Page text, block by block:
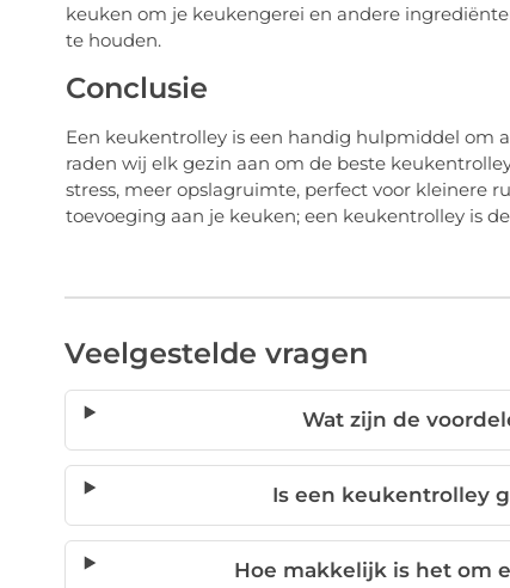
keuken om je keukengerei en andere
te houden.
Conclusie
Een keukentrolley is een handig hulpmiddel om
raden wij elk gezin aan om de beste
stress, meer opslagruimte, perfect voor kleinere
toevoeging aan je keuken; een keukentrolley is
Veelgestelde vragen
Wat zijn de
Is een keukentrolley
Hoe makkelijk is het om